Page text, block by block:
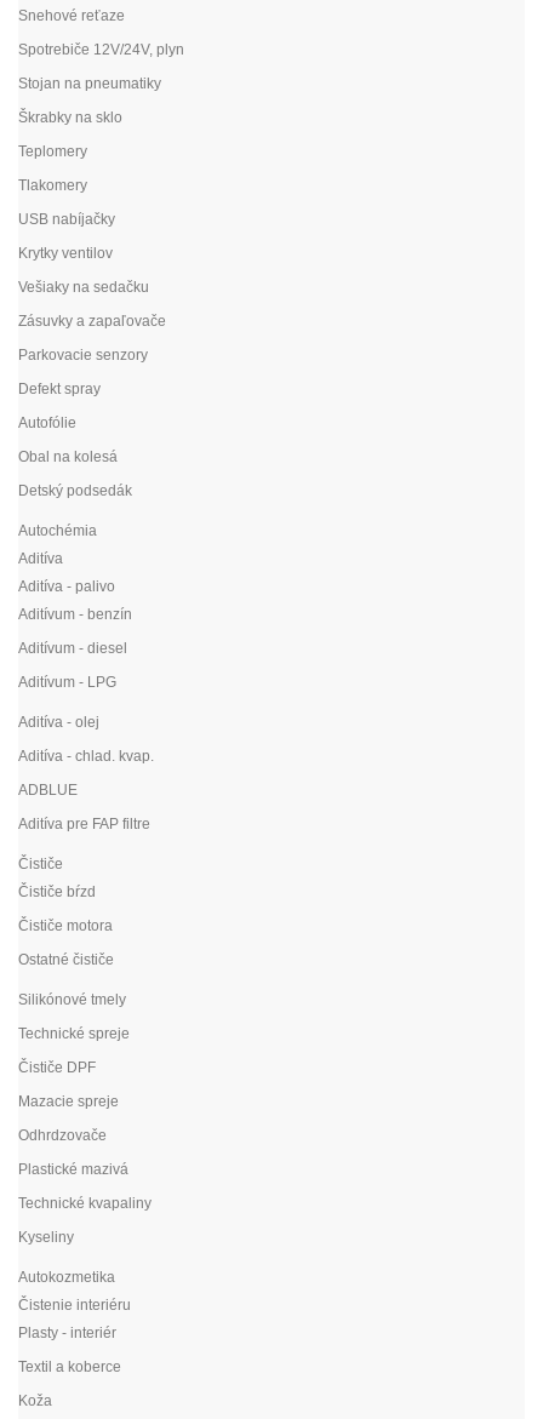
Snehové reťaze
Spotrebiče 12V/24V, plyn
Stojan na pneumatiky
Škrabky na sklo
Teplomery
Tlakomery
USB nabíjačky
Krytky ventilov
Vešiaky na sedačku
Zásuvky a zapaľovače
Parkovacie senzory
Defekt spray
Autofólie
Obal na kolesá
Detský podsedák
Autochémia
Aditíva
Aditíva - palivo
Aditívum - benzín
Aditívum - diesel
Aditívum - LPG
Aditíva - olej
Aditíva - chlad. kvap.
ADBLUE
Aditíva pre FAP filtre
Čističe
Čističe bŕzd
Čističe motora
Ostatné čističe
Silikónové tmely
Technické spreje
Čističe DPF
Mazacie spreje
Odhrdzovače
Plastické mazivá
Technické kvapaliny
Kyseliny
Autokozmetika
Čistenie interiéru
Plasty - interiér
Textil a koberce
Koža